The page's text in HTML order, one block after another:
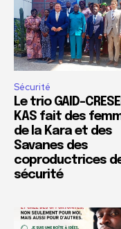
Sécurité
Le trio GAID-
KAS fait des
de la Kara et des
Savanes des
coproductrices
sécurité